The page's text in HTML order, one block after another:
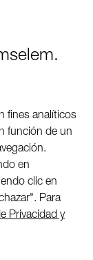
fines analíticos
función de un
en
clic en
Para
Privacidad y